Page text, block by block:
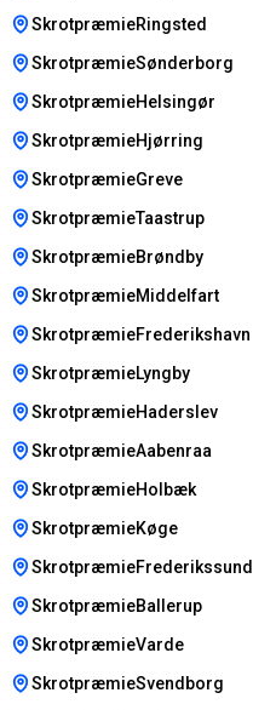
SkrotpræmieRingsted
SkrotpræmieSønderborg
SkrotpræmieHelsingør
SkrotpræmieHjørring
SkrotpræmieGreve
SkrotpræmieTaastrup
SkrotpræmieBrøndby
SkrotpræmieMiddelfart
SkrotpræmieFrederikshavn
SkrotpræmieLyngby
SkrotpræmieHaderslev
SkrotpræmieAabenraa
SkrotpræmieHolbæk
SkrotpræmieKøge
SkrotpræmieFrederikssund
SkrotpræmieBallerup
SkrotpræmieVarde
SkrotpræmieSvendborg